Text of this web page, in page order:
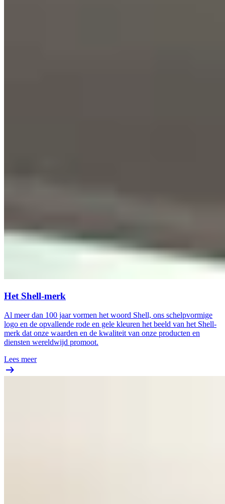
Het Shell-merk
Al meer dan 100 jaar vormen het woord Shell, ons schelpvormige
logo en de opvallende rode en gele kleuren het beeld van het Shell-
merk dat onze waarden en de kwaliteit van onze producten en
diensten wereldwijd promoot.
Lees meer